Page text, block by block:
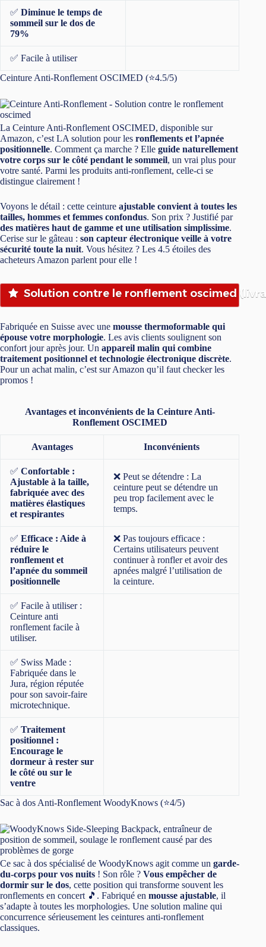
✅ Diminue le temps de
sommeil sur le dos de
79%
✅ Facile à utiliser
Ceinture Anti-Ronflement OSCIMED (⭐4.5/5)
La Ceinture Anti-Ronflement OSCIMED, disponible sur
Amazon, c’est LA solution pour les ronflements et l’apnée
positionnelle. Comment ça marche ? Elle guide naturellement
votre corps sur le côté pendant le sommeil, un vrai plus pour
votre santé. Parmi les produits anti-ronflement, celle-ci se
distingue clairement !
Voyons le détail : cette ceinture ajustable convient à toutes les
tailles, hommes et femmes confondus. Son prix ? Justifié par
des matières haut de gamme et une utilisation simplissime.
Cerise sur le gâteau : son capteur électronique veille à votre
sécurité toute la nuit. Vous hésitez ? Les 4.5 étoiles des
acheteurs Amazon parlent pour elle !
Solution contre le ronflement oscimed
Fabriquée en Suisse avec une mousse thermoformable qui
épouse votre morphologie. Les avis clients soulignent son
confort jour après jour. Un appareil malin qui combine
traitement positionnel et technologie électronique discrète.
Pour un achat malin, c’est sur Amazon qu’il faut checker les
promos !
Avantages et inconvénients de la Ceinture Anti-
Ronflement OSCIMED
Avantages Inconvénients
✅ Confortable :
Ajustable à la taille,
fabriquée avec des
matières élastiques
et respirantes
❌ Peut se détendre : La
ceinture peut se détendre un
peu trop facilement avec le
temps.
✅ Efficace : Aide à
réduire le
ronflement et
l’apnée du sommeil
positionnelle
❌ Pas toujours efficace :
Certains utilisateurs peuvent
continuer à ronfler et avoir des
apnées malgré l’utilisation de
la ceinture.
✅ Facile à utiliser :
Ceinture anti
ronflement facile à
utiliser.
✅ Swiss Made :
Fabriquée dans le
Jura, région réputée
pour son savoir-faire
microtechnique.
✅ Traitement
positionnel :
Encourage le
dormeur à rester sur
le côté ou sur le
ventre
Sac à dos Anti-Ronflement WoodyKnows (⭐4/5)
Ce sac à dos spécialisé de WoodyKnows agit comme un garde-
du-corps pour vos nuits ! Son rôle ? Vous empêcher de
dormir sur le dos, cette position qui transforme souvent les
ronflements en concert 🎵. Fabriqué en mousse ajustable, il
s’adapte à toutes les morphologies. Une solution maline qui
concurrence sérieusement les ceintures anti-ronflement
classiques.